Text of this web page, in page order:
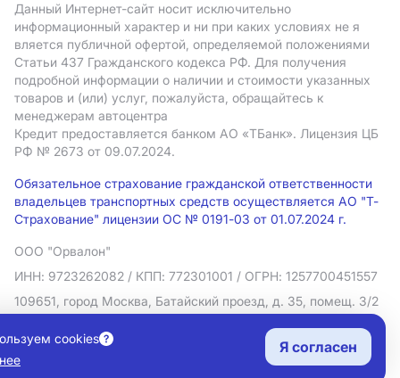
Данный Интернет-сайт носит исключительно
информационный характер и ни при каких условиях не я
вляется публичной офертой, определяемой положениями
Статьи 437 Гражданского кодекса РФ. Для получения
подробной информации о наличии и стоимости указанных
товаров и (или) услуг, пожалуйста, обращайтесь к
менеджерам автоцентра
Кредит предоставляется банком АO «ТБанк». Лицензия ЦБ
РФ № 2673 от 09.07.2024.
Обязательное страхование гражданской ответственности
владельцев транспортных средств осуществляется АО "Т-
Страхование" лицензии ОС № 0191-03 от 01.07.2024 г.
ООО "Орвалон"
ИНН: 9723262082 / КПП: 772301001 / ОГРН: 1257700451557
109651, город Москва, Батайский проезд, д. 35, помещ. 3/2
Политика в отношении обработки персональных данных
Согласие на рекламную рассылку
Правовая информация
cookies
Я согласен